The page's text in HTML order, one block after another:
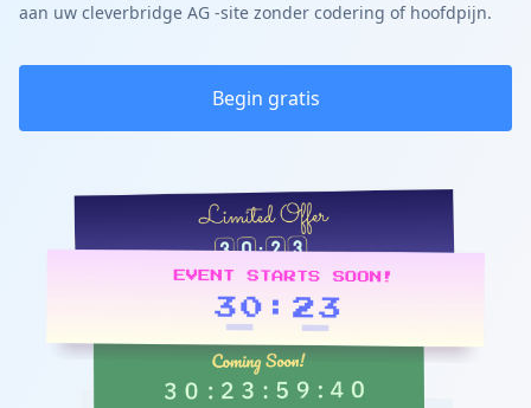
aan uw cleverbridge AG -site zonder codering of hoofdpijn.
Begin gratis